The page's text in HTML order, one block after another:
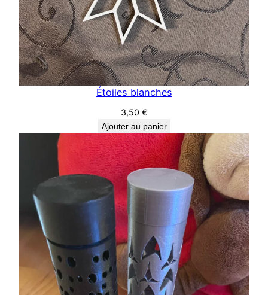
Étoiles blanches
3,50 €
Ajouter au panier